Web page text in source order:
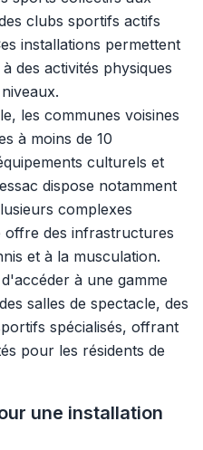
clubs sportifs actifs
installations permettent
des activités physiques
les communes voisines
à moins de 10
culturels et
dispose notamment
complexes
offre des infrastructures
et à la musculation.
à une gamme
salles de spectacle, des
spécialisés, offrant
pour les résidents de
une installation